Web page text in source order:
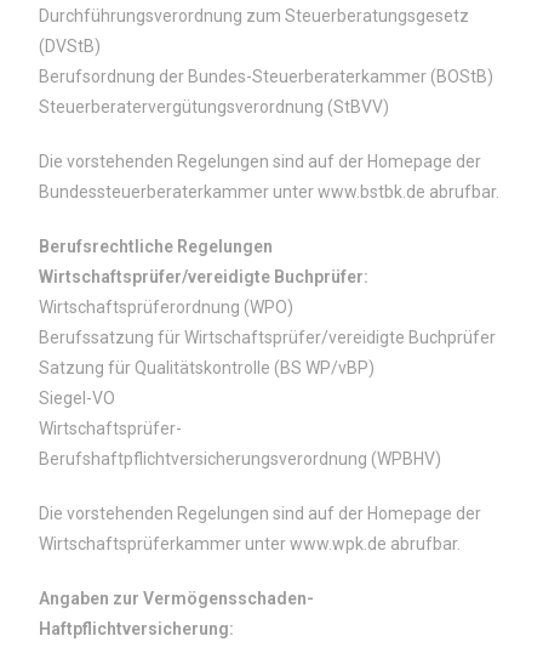
Durchführungsverordnung zum Steuerberatungsgesetz
(DVStB)
Berufsordnung der Bundes-Steuerberaterkammer (BOStB)
Steuerberatervergütungsverordnung (StBVV)
Die vorstehenden Regelungen sind auf der Homepage der
Bundessteuerberaterkammer unterwww.bstbk.de abrufbar.
Berufsrechtliche Regelungen
Wirtschaftsprüfer/vereidigte Buchprüfer:
Wirtschaftsprüferordnung (WPO)
Berufssatzung für Wirtschaftsprüfer/vereidigte Buchprüfer
Satzung für Qualitätskontrolle (BS WP/vBP)
Siegel-VO
Wirtschaftsprüfer-
Berufshaftpflichtversicherungsverordnung (WPBHV)
Die vorstehenden Regelungen sind auf der Homepage der
Wirtschaftsprüferkammer unterwww.wpk.de abrufbar.
Angaben zur Vermögensschaden-
Haftpflichtversicherung: